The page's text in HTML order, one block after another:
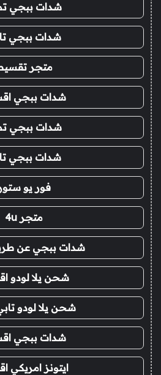
شدات ببجي
شدات ببجي
متجر
شدات ببجي
شدات ببجي
شدات ببجي
فور يو ستور
متجر 4u
شدات ببجي عن
شحن يلا لودو
شحن يلا لودو
شدات ببجي
ايتونز امريكي